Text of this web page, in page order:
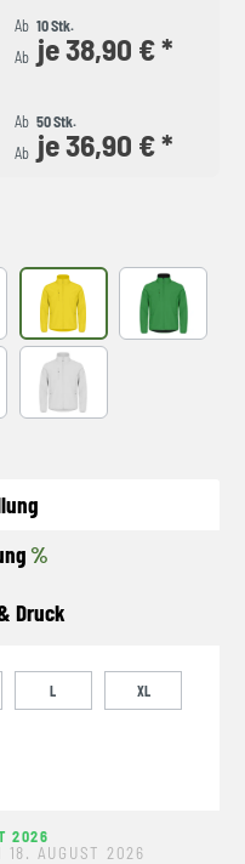
Ab 10 Stk.
Ab je 38,90 € *
Ab 50 Stk.
Ab je 36,90 € *
Lemon Apple Green
white
%
Druck
L XL
2026
18. AUGUST 2026